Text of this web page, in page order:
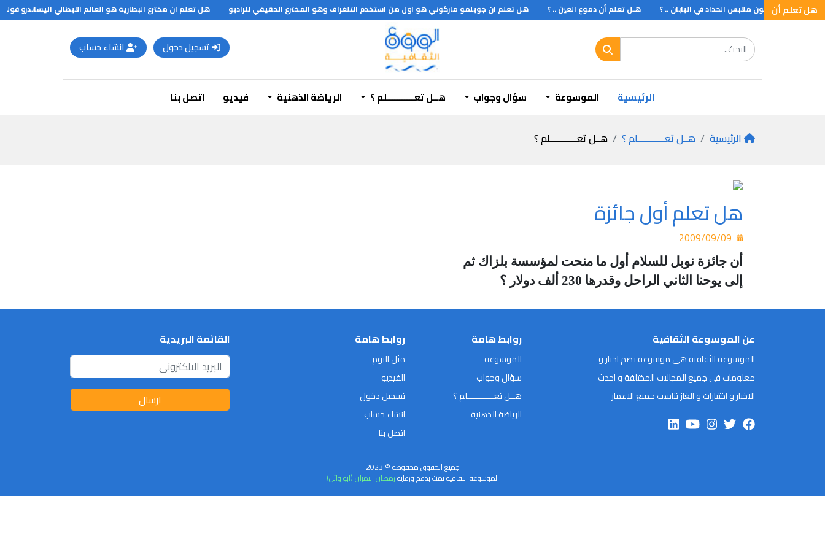
هل تعلم أن
هـل تـعلم أن لون ملابس الحداد في اليابان .. ؟ هـل تعلم أن دموع العين .. ؟ هل تعلم ان جويلمو ماركوني هو اول من استخدم التلغراف وهو المخترع الحقيقي للراديو
هل تعلم ان مخترع البطارية هو العالم الايطالي اليساندرو فولتا
تسجيل دخول انشاء حساب
الرئيسية الموسوعة سؤال وجواب هــل تعـــــــــــلم ؟ الرياضة الذهنية فيديو اتصل بنا
الرئيسية هــل تعـــــــــــلم ؟ هــل تعـــــــــــلم ؟
هل تعلم أول جائزة
أن جائزة نوبل للسلام أول ما منحت لمؤسسة بلزاك ثم
إلى يوحنا الثاني الراحل وقدرها 230 ألف دولار ؟
عن الموسوعة الثقافية
الموسوعة الثقافية هى موسوعة تضم اخبار و
معلومات فى جميع المجالات المختلفة و احدث
الاخبار و اختبارات و الغاز تناسب جميع الاعمار
روابط هامة
الموسوعة
سؤال وجواب
هــل تعـــــــــــلم ؟
الرياضة الذهنية
روابط هامة
مثل اليوم
الفيديو
تسجيل دخول
انشاء حساب
اتصل بنا
القائمة البريدية
ارسال
جميع الحقوق محفوظة © 2023
الموسوعة الثقافية تمت بدعم ورعايةرمضان النمران (ابو وائل)